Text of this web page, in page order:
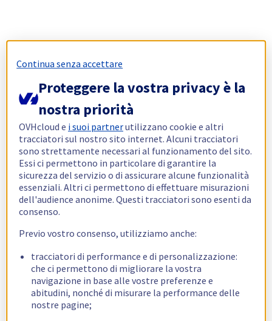
Continua senza accettare
Proteggere la vostra privacy è la
nostra priorità
OVHcloud e i suoi partnerutilizzano cookie e altri
tracciatori sul nostro sito internet. Alcuni tracciatori
sono strettamente necessari al funzionamento del sito.
Essi ci permettono in particolare di garantire la
sicurezza del servizio o di assicurare alcune funzionalità
essenziali. Altri ci permettono di effettuare misurazioni
dell'audience anonime. Questi tracciatori sono esenti da
consenso.
Previo vostro consenso, utilizziamo anche:
tracciatori di performance e di personalizzazione:
che ci permettono di migliorare la vostra
navigazione in base alle vostre preferenze e
abitudini, nonché di misurare la performance delle
nostre pagine;